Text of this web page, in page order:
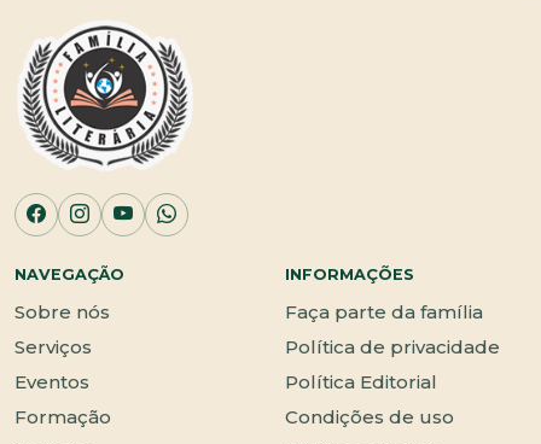
NAVEGAÇÃO
Sobre nós
Serviços
Eventos
Formação
INFORMAÇÕES
Faça parte da família
Política de privacidade
Política Editorial
Condições de uso